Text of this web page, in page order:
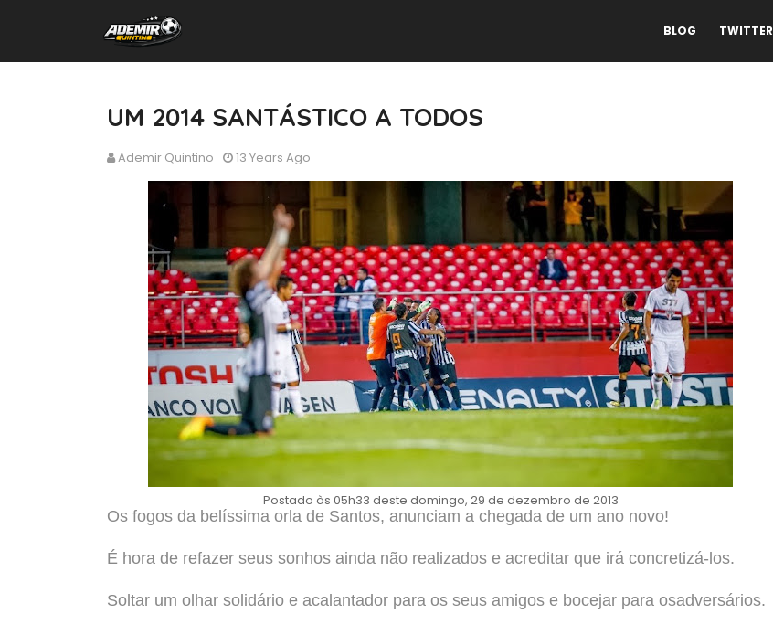
BLOG TWITTER
UM 2014 SANTÁSTICO A TODOS
Ademir Quintino 13 Years Ago
Postado às 05h33 deste domingo, 29 de dezembro de 2013
Os fogos da belíssima orla de Santos, anunciam a chegada de um ano novo!
É hora de refazer seus sonhos ainda não realizados e acreditar que irá concretizá-los.
Soltar um olhar solidário e acalantador para os seus amigos e bocejar para osadversários.